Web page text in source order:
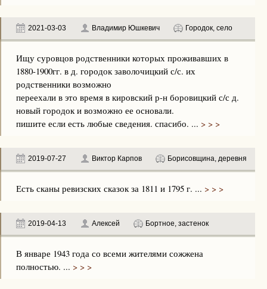
2021-03-03 Владимир Юшкевич Городок, село
Ищу суровцов родственники которых проживавших в
1880-1900гг. в д. городок заволочицкий с/с. их
родственники возможно
переехали в это время в кировский р-н боровицкий с/с д.
новый городок и возможно ее основали.
пишите если есть любые сведения. спасибо. ... > > >
2019-07-27 Виктор Карпов Борисовщина, деревня
Есть сканы ревизских сказок за 1811 и 1795 г. ... > > >
2019-04-13 Алексей Бортное, застенок
В январе 1943 года со всеми жителями сожжена
полностью. ... > > >